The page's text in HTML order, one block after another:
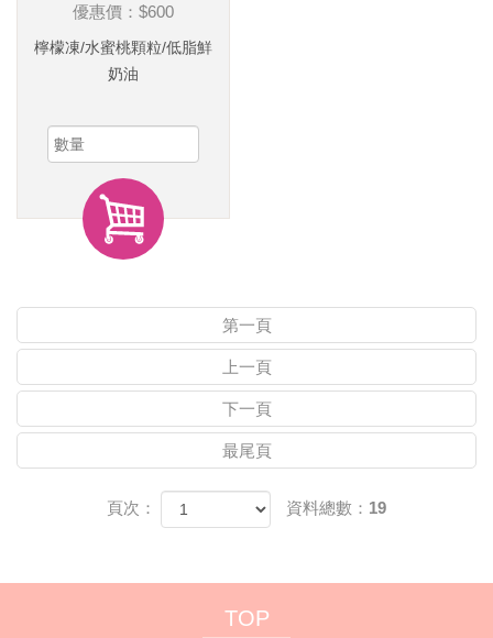
優惠價： $600
檸檬凍/水蜜桃顆粒/低脂鮮
奶油
第一頁
上一頁
下一頁
最尾頁
頁次： 資料總數：19
TOP